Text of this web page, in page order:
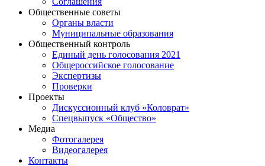
Общественные советы
Органы власти
Муниципальные образования
Общественный контроль
Единый день голосования 2021
Общероссийское голосование
Экспертизы
Проверки
Проекты
Дискуссионный клуб «Коловрат»
Спецвыпуск «Общество»
Медиа
Фотогалерея
Видеогалерея
Контакты